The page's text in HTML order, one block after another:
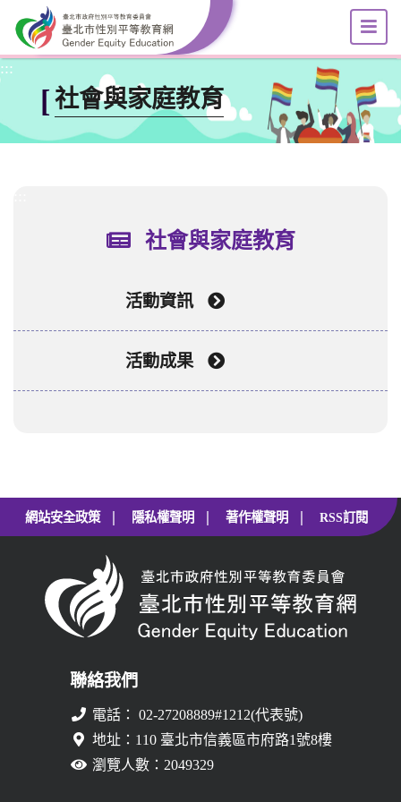
跳到主要內容區塊
:::
[ 社會與家庭教育
選
社會與家庭教育
活動資訊
活動成果
網站安全政策 | 隱私權聲明 | 著作權聲明 | RSS訂閱
聯絡我們
電話： 02-27208889#1212(代表號)
地址：110 臺北市信義區市府路1號8樓
瀏覽人數：2049329